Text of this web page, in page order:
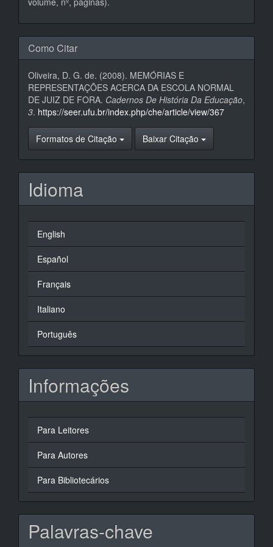
Como Citar
Oliveira, D. G. de. (2008). MEMÓRIAS E
REPRESENTAÇÕES ACERCA DA ESCOLA NORMAL
DE JUIZ DE FORA. Cadernos De História Da Educação,
3. https://seer.ufu.br/index.php/che/article/view/367
Formatos de Citação Baixar Citação
Idioma
English
Español
Français
Italiano
Português
Informações
Para Leitores
Para Autores
Para Bibliotecários
Palavras-chave